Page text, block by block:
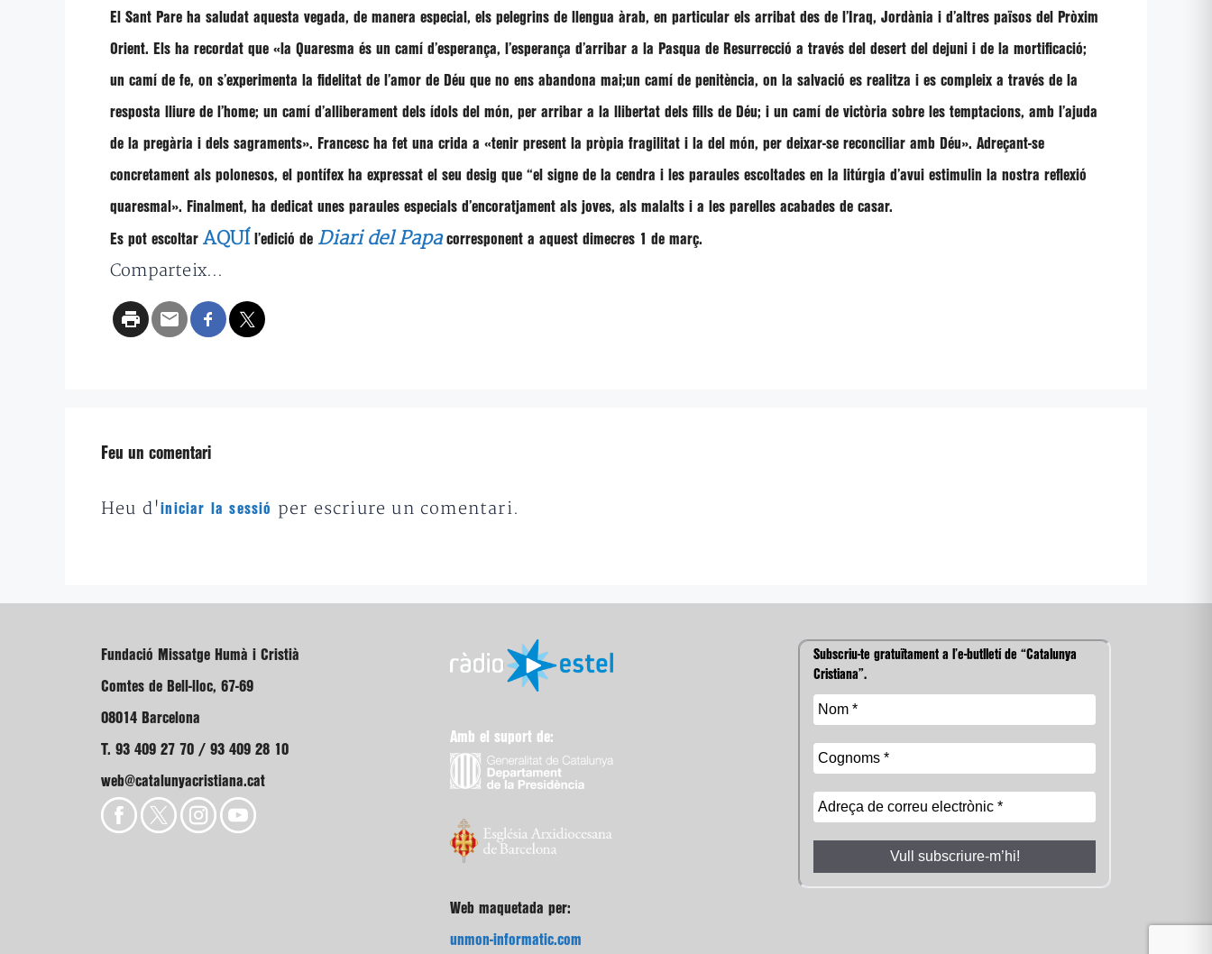
El Sant Pare ha saludat aquesta vegada, de manera especial, els pelegrins de llengua àrab, en particular els arribat des de l’Iraq, Jordània i d’altres països del Pròxim
Orient. Els ha recordat que «la Quaresma és un camí d’esperança, l’esperança d’arribar a la Pasqua de Resurrecció a través del desert del dejuni i de la mortificació;
un camí de fe, on s’experimenta la fidelitat de l’amor de Déu que no ens abandona mai;un camí de penitència, on la salvació es realitza i es compleix a través de la
resposta lliure de l’home; un camí d’alliberament dels ídols del món, per arribar a la llibertat dels fills de Déu; i un camí de victòria sobre les temptacions, amb l’ajuda
de la pregària i dels sagraments». Francesc ha fet una crida a «tenir present la pròpia fragilitat i la del món, per deixar-se reconciliar amb Déu». Adreçant-se
concretament als polonesos, el pontífex ha expressat el seu desig que “el signe de la cendra i les paraules escoltades en la litúrgia d’avui estimulin la nostra reflexió
quaresmal». Finalment, ha dedicat unes paraules especials d’encoratjament als joves, als malalts i a les parelles acabades de casar.
Es pot escoltar AQUÍ l’edició de Diari del Papacorresponent a aquest dimecres 1 de març.
Comparteix...
Feu un comentari
Heu d'iniciar la sessió per escriure un comentari.
Fundació Missatge Humà i Cristià
Comtes de Bell-lloc, 67-69
08014 Barcelona
T. 93 409 27 70 / 93 409 28 10
web@catalunyacristiana.cat
Amb el suport de:
Web maquetada per:
unmon-informatic.com
Subscriu-te gratuïtament a l’e-butlletí de “Catalunya
Cristiana”.